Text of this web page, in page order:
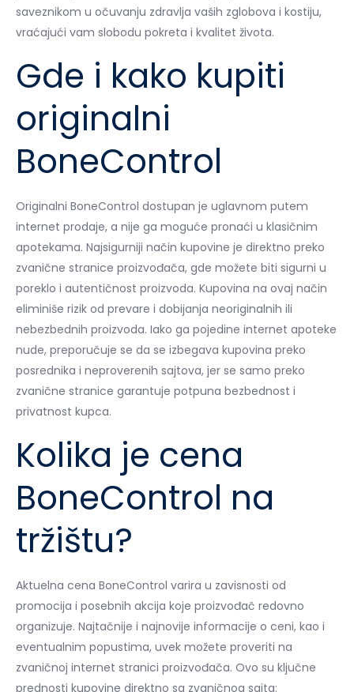
saveznikom u očuvanju zdravlja vaših zglobova i kostiju,
vraćajući vam slobodu pokreta i kvalitet života.
Gde i kako kupiti
originalni
BoneControl
Originalni BoneControl dostupan je uglavnom putem
internet prodaje, a nije ga moguće pronaći u klasičnim
apotekama. Najsigurniji način kupovine je direktno preko
zvanične stranice proizvođača, gde možete biti sigurni u
poreklo i autentičnost proizvoda. Kupovina na ovaj način
eliminiše rizik od prevare i dobijanja neoriginalnih ili
nebezbednih proizvoda. Iako ga pojedine internet apoteke
nude, preporučuje se da se izbegava kupovina preko
posrednika i neproverenih sajtova, jer se samo preko
zvanične stranice garantuje potpuna bezbednost i
privatnost kupca.
Kolika je cena
BoneControl na
tržištu?
Aktuelna cena BoneControl varira u zavisnosti od
promocija i posebnih akcija koje proizvođač redovno
organizuje. Najtačnije i najnovije informacije o ceni, kao i
eventualnim popustima, uvek možete proveriti na
zvaničnoj internet stranici proizvođača. Ovo su ključne
prednosti kupovine direktno sa zvaničnog sajta: